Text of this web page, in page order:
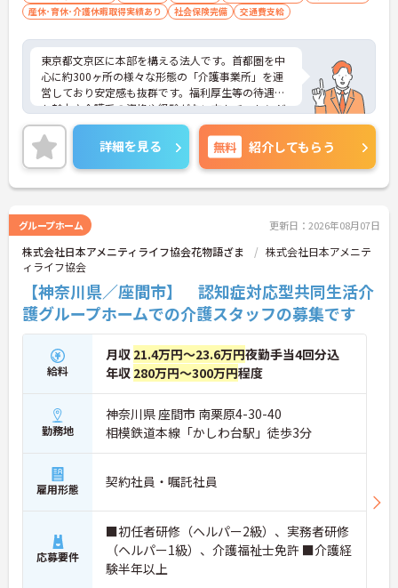
産休･育休･介護休暇取得実績あり
社会保険完備 交通費支給
東京都文京区に本部を構える法人です。首都圏を中
心に約300ヶ所の様々な形態の「介護事業所」を運
営しており安定感も抜群です。福利厚生等の待遇面
も魅力♪介護系の資格や経験がない方もチャレンジ
OK◎資格取得支援もあり働きながらスキルアップも
目指します。ご興味ある方には、面接対策ポイント
など、さらに詳細をお話しいたしますのでお気軽に
ご相談ください！
詳細を見る 無料 紹介してもらう
グループホーム 更新日：2026年08月07日
株式会社日本アメニティライフ協会花物語ざま
株式会社日本アメニテ
ィライフ協会
【神奈川県／座間市】 認知症対応型共同生活介
護グループホームでの介護スタッフの募集です
給料
月収 21.4万円～23.6万円夜勤手当4回分込
年収 280万円～300万円程度
勤務地
神奈川県 座間市 南栗原4-30-40
相模鉄道本線「かしわ台駅」徒歩3分
雇用形態 契約社員・嘱託社員
応募要件
■初任者研修（ヘルパー2級）、実務者研修
（ヘルパー1級）、介護福祉士免許 ■介護経
験半年以上